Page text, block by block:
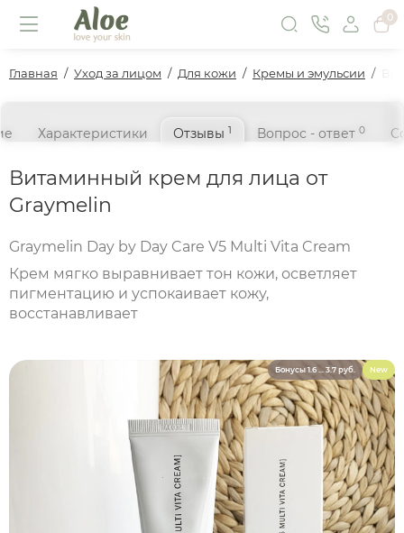
0
Главная Уход за лицом Для кожи Кремы и эмульсии
Характеристики Отзывы 1 Вопрос - ответ 0
Витаминный крем для лица от
Graymelin
Graymelin Day by Day Care V5 Multi Vita Cream
Крем мягко выравнивает тон кожи, осветляет
пигментацию и успокаивает кожу,
восстанавливает
Бонусы 1.6 ... 3.7 руб. New